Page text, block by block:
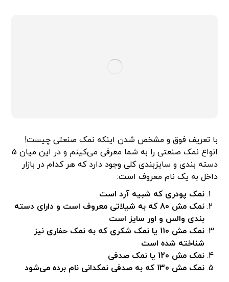
با تعریف فوق و مشخص شدن اینکه نمک صنعتی چیست!
انواع نمک صنعتی را به شما معرفی می‌کینم و در این میان 5
دسته بندی و سایزبندی کلی وجود دارد که هر کدام در بازار
داخل به یک نام معروف است:
نمک پودری که شبیه آرد است
نمک مش 80 که به شیلاتی معروف است و دارای دسته
بندی والس و اور سایز است
نمک مش 110 یا نمک شکری که به نمک حفاری نیز
شناخته شده است
نمک مش 120 یا نمک صدفی
نمک مش 130 که به صدفی نمکدانی نام برده می‌شود